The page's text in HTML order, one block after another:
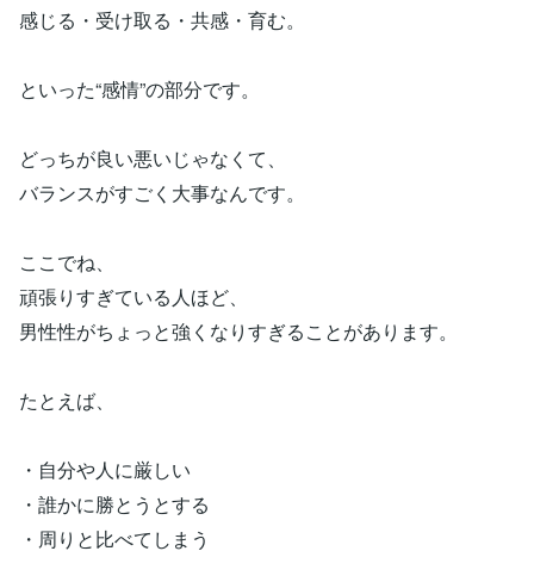
感じる・受け取る・共感・育む。
といった“感情”の部分です。
どっちが良い悪いじゃなくて、
バランスがすごく大事なんです。
ここでね、
頑張りすぎている人ほど、
男性性がちょっと強くなりすぎることがあります。
たとえば、
・自分や人に厳しい
・誰かに勝とうとする
・周りと比べてしまう